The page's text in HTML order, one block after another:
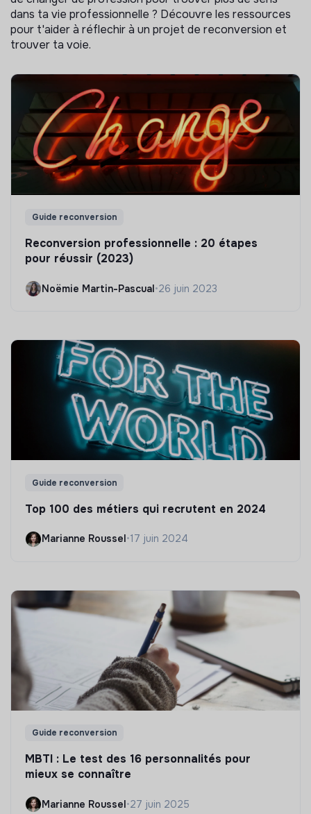
dans ta vie professionnelle ? Découvre les ressources
pour t'aider à réflechir à un projet de reconversion et
trouver ta voie.
Guide reconversion
Reconversion professionnelle : 20 étapes
pour réussir (2023)
Noëmie Martin-Pascual•26 juin 2023
Guide reconversion
Top 100 des métiers qui recrutent en 2024
Marianne Roussel •17 juin 2024
Guide reconversion
MBTI : Le test des 16 personnalités pour
mieux se connaître
Marianne Roussel•27 juin 2025